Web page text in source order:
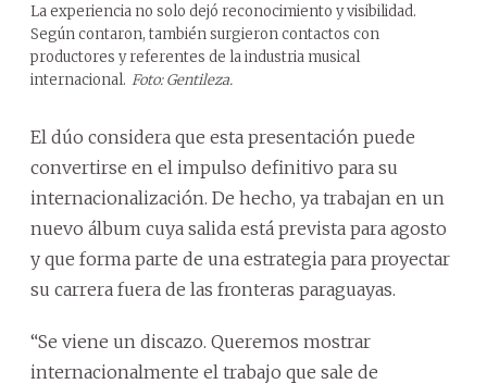
La experiencia no solo dejó reconocimiento y visibilidad.
Según contaron, también surgieron contactos con
productores y referentes de la industria musical
internacional. Foto: Gentileza.
El dúo considera que esta presentación puede
convertirse en el impulso definitivo para su
internacionalización. De hecho, ya trabajan en un
nuevo álbum cuya salida está prevista para agosto
y que forma parte de una estrategia para proyectar
su carrera fuera de las fronteras paraguayas.
“Se viene un discazo. Queremos mostrar
internacionalmente el trabajo que sale de